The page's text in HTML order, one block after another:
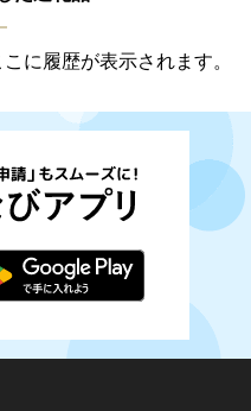
に履歴が表示されます。